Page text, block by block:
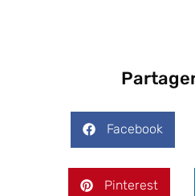
Facebook
Pinterest